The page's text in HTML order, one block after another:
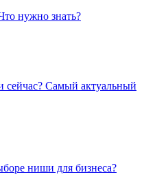
нужно знать?
сейчас? Самый актуальный
ниши для бизнеса?